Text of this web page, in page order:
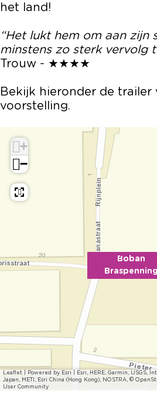
het land!
“Het lukt hem om aan zijn
minstens zo sterk vervolg
Trouw - ★★★★
Bekijk hieronder de trailer
voorstelling.
Boban
Braspenning
+
−
Leaflet
Powered by Esri | Esri, HERE, Garmin, USGS,
Japan, METI, Esri China (Hong Kong), NOSTRA, ©
User Community